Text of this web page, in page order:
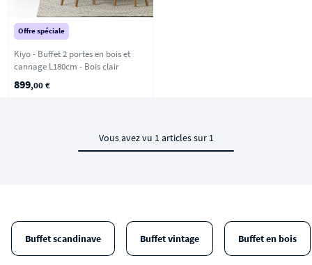
Offre spéciale
Kiyo - Buffet 2 portes en bois et
cannage L180cm - Bois clair
899,00 €
Vous avez vu 1 articles sur 1
Buffet scandinave Buffet vintage Buffet en bois